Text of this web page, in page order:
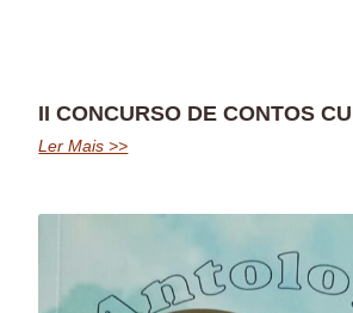
II CONCURSO DE CONTOS
Ler Mais >>